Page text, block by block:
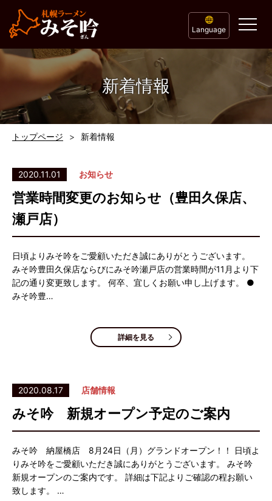
Language
新着情報
トップページ 新着情報
2020.11.01 お知らせ
営業時間変更のお知らせ（豊田久保店、
瀬戸店）
日頃よりみそ吟をご愛顧いただき誠にありがとうございます。
みそ吟豊田久保店ならびにみそ吟瀬戸店の営業時間が11月より下
記の通り変更致します。 何卒、宜しくお願い申し上げます。 ●
みそ吟豊…
詳細を見る
2020.08.17 店舗情報
みそ吟 新規オープン予定のご案内
みそ吟 納屋橋店 8月24日（月）グランドオープン！！ 日頃よ
りみそ吟をご愛顧いただき誠にありがとうございます。 みそ吟
新規オープンのご案内です。 詳細は下記よりご確認の程お願い
致します。 …